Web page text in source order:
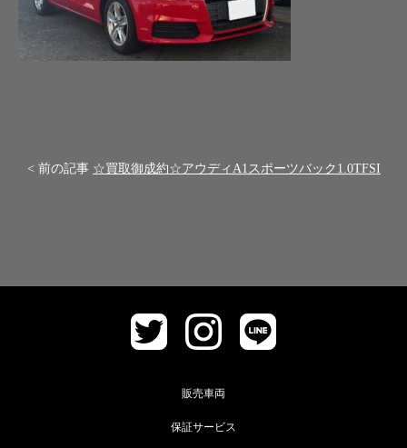
< 前の記事 ☆買取御成約☆アウディA1スポーツバック1.0TFSI
販売車両
保証サービス